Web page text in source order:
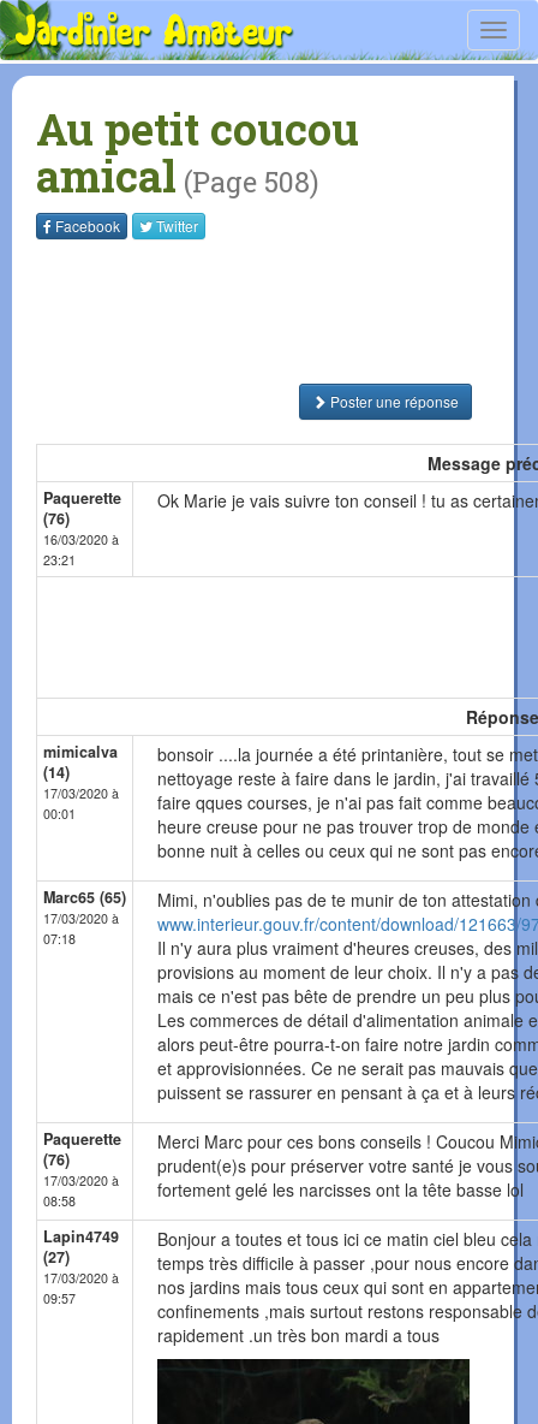
Au petit coucou
amical (Page 508)
Facebook Twitter
Poster une réponse
Message
Paquerette
(76)
16/03/2020 à
23:21
Ok Marie je vais suivre ton conseil ! tu as
mimicalva
(14)
17/03/2020 à
00:01
bonsoir ....la journée a été printanière, tout se
nettoyage reste à faire dans le jardin, j'ai
faire qques courses, je n'ai pas fait comme
heure creuse pour ne pas trouver trop de
bonne nuit à celles ou ceux qui ne sont pas
Marc65 (65)
17/03/2020 à
07:18
Mimi, n'oublies pas de te munir de ton
www.interieur.gouv.fr/content/download/121663/
Il n'y aura plus vraiment d'heures creuses, des
provisions au moment de leur choix. Il n'y a pas
mais ce n'est pas bête de prendre un peu plus
Les commerces de détail d'alimentation animale
alors peut-être pourra-t-on faire notre jardin
et approvisionnées. Ce ne serait pas mauvais
puissent se rassurer en pensant à ça et à leurs
Paquerette
(76)
17/03/2020 à
08:58
Merci Marc pour ces bons conseils ! Coucou
prudent(e)s pour préserver votre santé je vous
fortement gelé les narcisses ont la tête basse lol
Lapin4749
(27)
17/03/2020 à
09:57
Bonjour a toutes et tous ici ce matin ciel bleu
temps très difficile à passer ,pour nous encore
nos jardins mais tous ceux qui sont en
confinements ,mais surtout restons responsable
rapidement .un très bon mardi a tous